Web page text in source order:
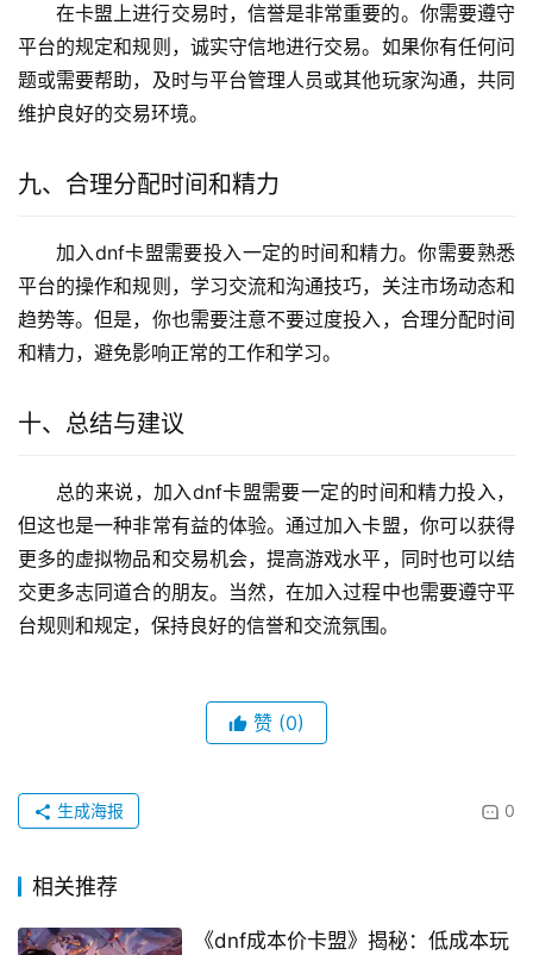
在卡盟上进行交易时，信誉是非常重要的。你需要遵守
平台的规定和规则，诚实守信地进行交易。如果你有任何问
题或需要帮助，及时与平台管理人员或其他玩家沟通，共同
维护良好的交易环境。
九、合理分配时间和精力
加入dnf卡盟需要投入一定的时间和精力。你需要熟悉
平台的操作和规则，学习交流和沟通技巧，关注市场动态和
趋势等。但是，你也需要注意不要过度投入，合理分配时间
和精力，避免影响正常的工作和学习。
十、总结与建议
总的来说，加入dnf卡盟需要一定的时间和精力投入，
但这也是一种非常有益的体验。通过加入卡盟，你可以获得
更多的虚拟物品和交易机会，提高游戏水平，同时也可以结
交更多志同道合的朋友。当然，在加入过程中也需要遵守平
台规则和规定，保持良好的信誉和交流氛围。
赞 (0)
0
生成海报
相关推荐
《dnf成本价卡盟》揭秘：低成本玩